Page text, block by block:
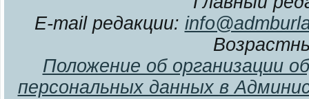
E-mail редакции:
Положение об организации
персональных данных в